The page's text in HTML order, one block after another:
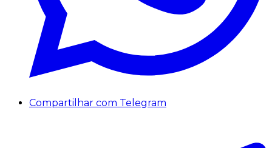
Compartilhar com Telegram